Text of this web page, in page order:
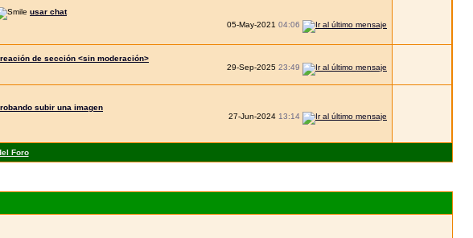
usar chat
05-May-2021 04:06
de sección <sin moderación>
29-Sep-2025 23:49
subir una imagen
27-Jun-2024 13:14
Foro